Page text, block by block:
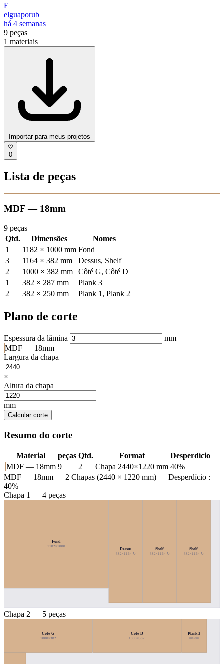
E
elguaporub
há 4 semanas
9 peças
1 materiais
Importar para meus projetos
0
Lista de peças
MDF — 18mm
9 peças
Qtd.
Dimensões
Nomes
1
1182 × 1000 mm Fond
3
1164 × 382 mm
Dessus, Shelf
2
1000 × 382 mm
Côté G, Côté D
1
382 × 287 mm
Plank 3
2
382 × 250 mm Plank 1, Plank 2
Plano de corte
Espessura da lâmina
mm
MDF — 18mm
Largura da chapa
×
Altura da chapa
mm
Calcular corte
Resumo do corte
Material peças Qtd. Format
Desperdício
MDF — 18mm 9 2 Chapa 2440×1220 mm 40%
MDF — 18mm — 2 Chapas (2440 × 1220 mm) — Desperdício :
40%
Chapa 1 — 4 peças
Fond
1182×1000
Dessus
382×1164 ↻
Shelf
382×1164 ↻
Shelf
382×1164 ↻
Chapa 2 — 5 peças
Côté G
1000×382
Côté D
1000×382
Plank 3
287×382